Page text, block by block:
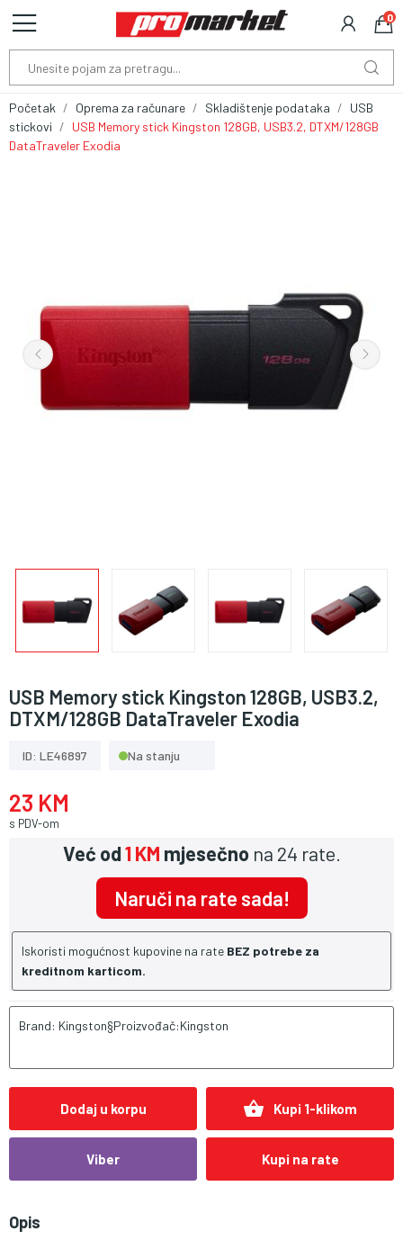
0
Početak Oprema za računare Skladištenje podataka
USB
stickovi
USB Memory stick Kingston 128GB, USB3.2, DTXM/128GB
DataTraveler Exodia
USB Memory stick Kingston 128GB, USB3.2,
DTXM/128GB DataTraveler Exodia
ID: LE46897 Na stanju
23 KM
s PDV-om
Već od1 KM mjesečno na 24 rate.
Naruči na rate sada!
Iskoristi mogućnost kupovine na rate BEZ potrebe za
kreditnom karticom.
Brand: Kingston§Proizvođač:Kingston
Dodaj u korpu shopping_basket Kupi 1-klikom
Viber Kupi na rate
Opis